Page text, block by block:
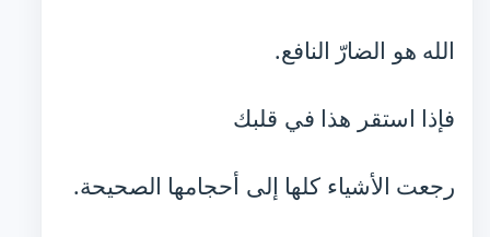
الله هو الضارّ النافع.
فإذا استقر هذا في قلبك
رجعت الأشياء كلها إلى أحجامها الصحيحة.